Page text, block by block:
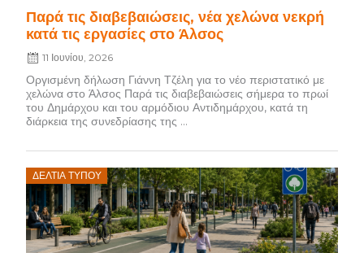
Παρά τις διαβεβαιώσεις, νέα χελώνα νεκρή
κατά τις εργασίες στο Άλσος
11 Ιουνίου, 2026
Οργισμένη δήλωση Γιάννη Τζέλη για το νέο περιστατικό με
χελώνα στο Άλσος Παρά τις διαβεβαιώσεις σήμερα το πρωί
του Δημάρχου και του αρμόδιου Αντιδημάρχου, κατά τη
διάρκεια της συνεδρίασης της ...
ΔΕΛΤΊΑ ΤΎΠΟΥ
Posted
on